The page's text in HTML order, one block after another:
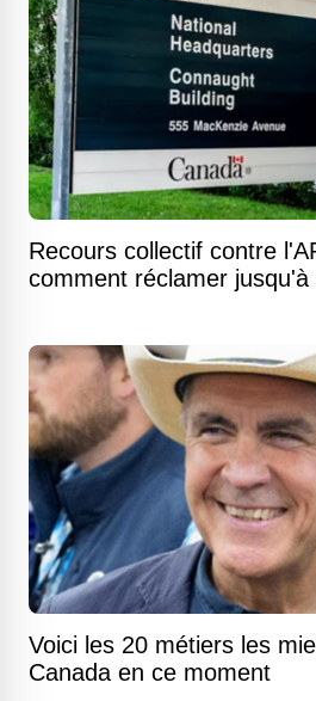
Recours collectif contre
comment réclamer jusqu'à
Voici les 20 métiers les
Canada en ce moment